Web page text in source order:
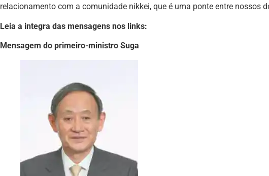
relacionamento com a comunidade nikkei, que é uma ponte entre nossos
Leia a integra das mensagens nos links:
Mensagem do primeiro-ministro Suga